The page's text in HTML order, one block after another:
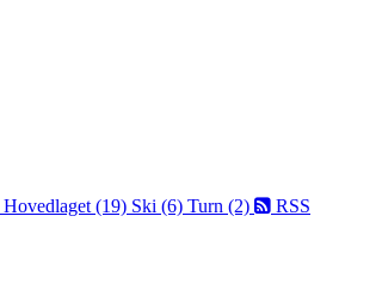
Hovedlaget (19) Ski (6) Turn (2) RSS